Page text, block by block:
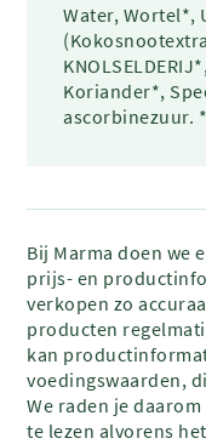
Water, Wortel*,
Koriander*,
ascorbinezuur.
Bij Marma doen we
prijs- en
verkopen zo
producten
kan
voedingswaarden,
We raden je
te lezen alvorens